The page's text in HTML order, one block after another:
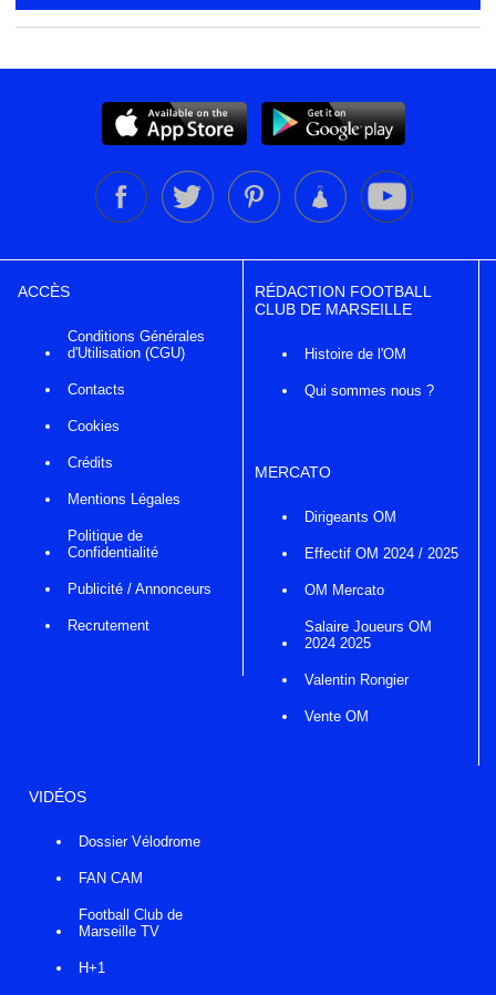
ACCÈS
Conditions Générales
d'Utilisation (CGU)
Contacts
Cookies
Crédits
Mentions Légales
Politique de
Confidentialité
Publicité / Annonceurs
Recrutement
RÉDACTION FOOTBALL
CLUB DE MARSEILLE
Histoire de l'OM
Qui sommes nous ?
MERCATO
Dirigeants OM
Effectif OM 2024 / 2025
OM Mercato
Salaire Joueurs OM
2024 2025
Valentin Rongier
Vente OM
VIDÉOS
Dossier Vélodrome
FAN CAM
Football Club de
Marseille TV
H+1